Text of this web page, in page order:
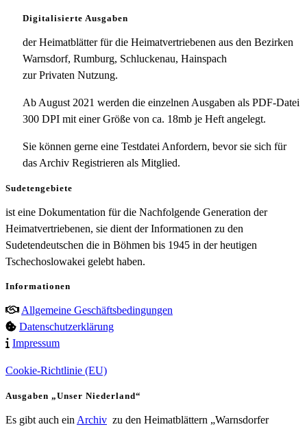
Digitalisierte Ausgaben
der Heimatblätter für die Heimatvertriebenen aus den Bezirken
Warnsdorf, Rumburg, Schluckenau, Hainspach
zur Privaten Nutzung.
Ab August 2021 werden die einzelnen Ausgaben als PDF-Datei
300 DPI mit einer Größe von ca. 18mb je Heft angelegt.
Sie können gerne eine Testdatei Anfordern, bevor sie sich für
das Archiv Registrieren als Mitglied.
Sudetengebiete
ist eine Dokumentation für die Nachfolgende Generation der
Heimatvertriebenen, sie dient der Informationen zu den
Sudetendeutschen die in Böhmen bis 1945 in der heutigen
Tschechoslowakei gelebt haben.
Informationen
Allgemeine Geschäftsbedingungen
Datenschutzerklärung
Impressum
Cookie-Richtlinie (EU)
Ausgaben „Unser Niederland“
Es gibt auch ein Archiv zu den Heimatblättern „Warnsdorfer